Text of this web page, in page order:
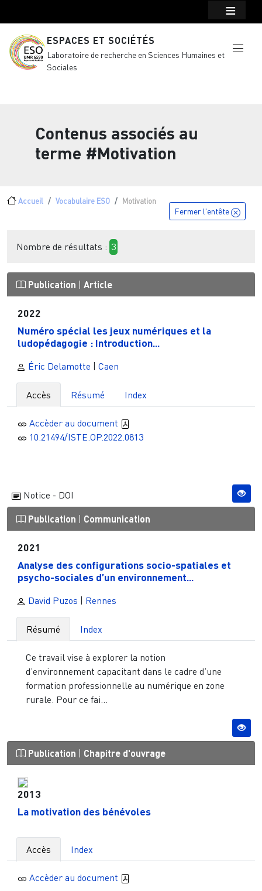
ESPACES ET SOCIÉTÉS
Laboratoire de recherche en Sciences Humaines et
Sociales
Contenus associés au
terme #Motivation
Fil d'Ariane
Accueil Vocabulaire ESO Motivation
Fermer l'entête
Nombre de résultats : 3
Publication Article
2022
Numéro spécial les jeux numériques et la
ludopédagogie : Introduction...
Éric Delamotte | Caen
Accès Résumé Index
Accèder au document
10.21494/ISTE.OP.2022.0813
Notice - DOI
Publication Communication
2021
Analyse des configurations socio-spatiales et
psycho-sociales d’un environnement...
David Puzos | Rennes
Résumé Index
Ce travail vise à explorer la notion
d’environnement capacitant dans le cadre d’une
formation professionnelle au numérique en zone
rurale. Pour ce fai...
Publication Chapitre d'ouvrage
2013
La motivation des bénévoles
Accès Index
Accèder au document